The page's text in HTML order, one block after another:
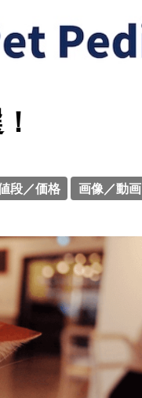
段／価格
画像／動画